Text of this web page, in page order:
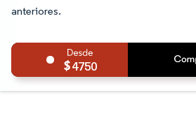
anteriores.
4750